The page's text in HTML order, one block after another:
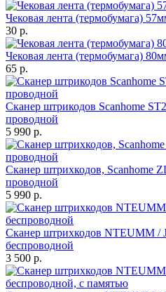
Чековая лента (термобумага)
30 р.
Чековая лента (термобумага)
65 р.
Сканер штрикодов Scanhome
проводной
5 990 р.
Сканер штрихкодов, Scanhome
проводной
5 990 р.
Сканер штрихкодов NTEUMM /
беспроводной
3 500 р.